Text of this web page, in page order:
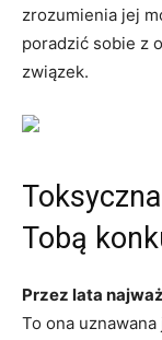
zrozumienia jej
poradzić sobie z
związek.
Tobą
Przez lata
To ona